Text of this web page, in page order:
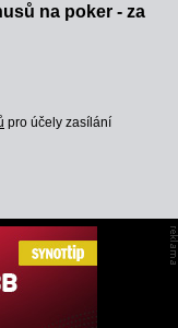
na poker - za
pro účely zasílání